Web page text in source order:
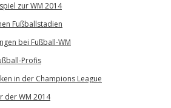
zur WM 2014
Fußballstadien
bei Fußball-WM
Profis
in der Champions League
der WM 2014